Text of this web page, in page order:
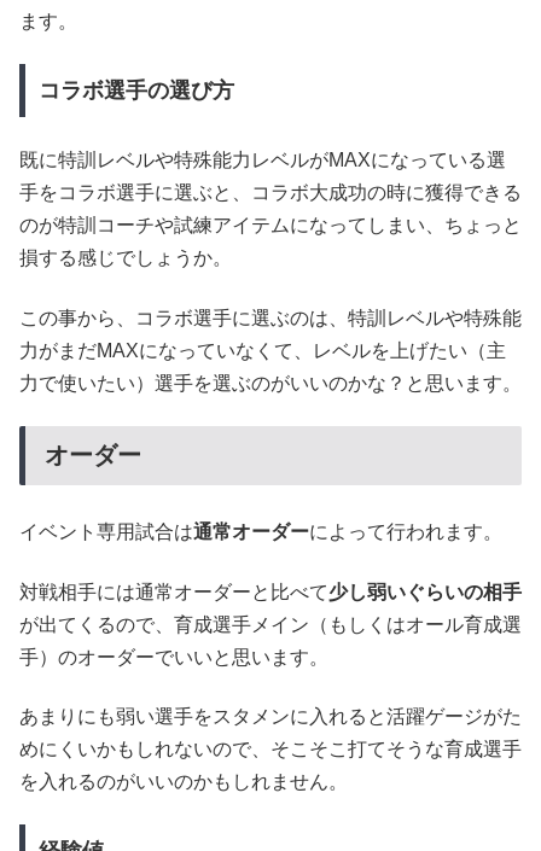
ます。
コラボ選手の選び方
既に特訓レベルや特殊能力レベルがMAXになっている選
手をコラボ選手に選ぶと、コラボ大成功の時に獲得できる
のが特訓コーチや試練アイテムになってしまい、ちょっと
損する感じでしょうか。
この事から、コラボ選手に選ぶのは、特訓レベルや特殊能
力がまだMAXになっていなくて、レベルを上げたい（主
力で使いたい）選手を選ぶのがいいのかな？と思います。
オーダー
イベント専用試合は通常オーダーによって行われます。
対戦相手には通常オーダーと比べて少し弱いぐらいの相手
が出てくるので、育成選手メイン（もしくはオール育成選
手）のオーダーでいいと思います。
あまりにも弱い選手をスタメンに入れると活躍ゲージがた
めにくいかもしれないので、そこそこ打てそうな育成選手
を入れるのがいいのかもしれません。